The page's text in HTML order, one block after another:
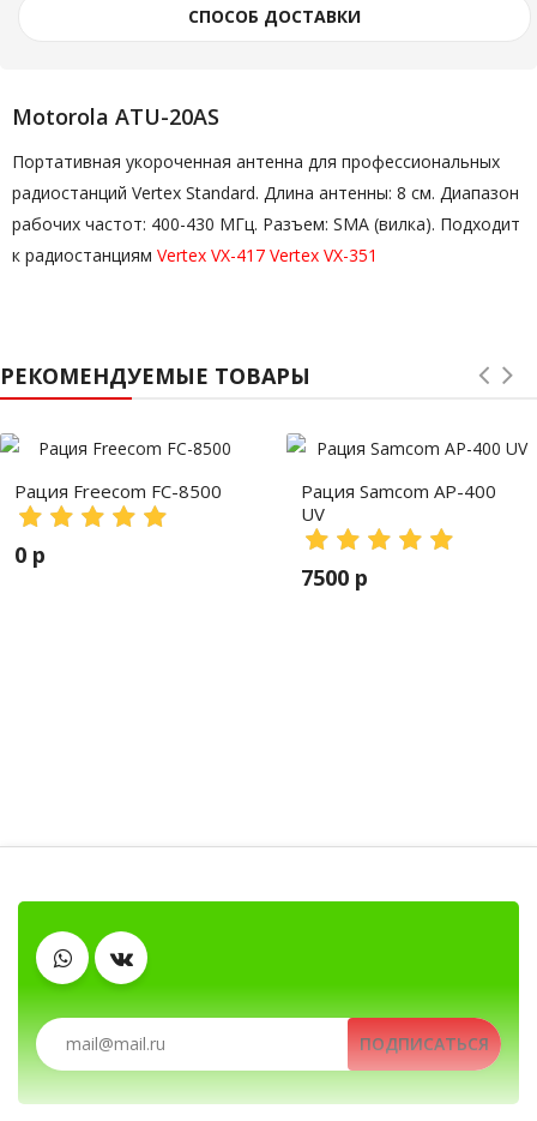
СПОСОБ ДОСТАВКИ
Motorola ATU-20AS
Портативная укороченная антенна для профессиональных
радиостанций Vertex Standard. Длина антенны: 8 см. Диапазон
рабочих частот: 400-430 МГц. Разъем: SMA (вилка). Подходит
к радиостанциям Vertex VX-417 Vertex VX-351
РЕКОМЕНДУЕМЫЕ ТОВАРЫ
Рация Freecom FC-8500
0 р
Рация Samcom AP-400
UV
7500 р
Автомобильные рации, автомобильные
Аккумуляторы
Зарядные устройства
Рации, радиостанции, рации для охоты и рыбалки,ПОДПИСАТЬСЯ